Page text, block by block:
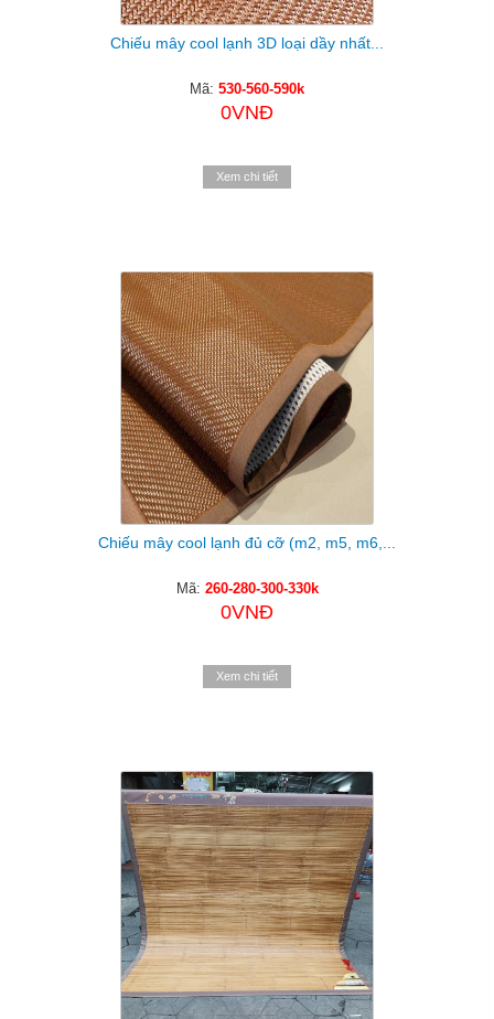
Chiếu mây cool lạnh 3D loại dầy nhất...
Mã: 530-560-590k
0VNĐ
Xem chi tiết
Chiếu mây cool lạnh đủ cỡ (m2, m5, m6,...
Mã: 260-280-300-330k
0VNĐ
Xem chi tiết